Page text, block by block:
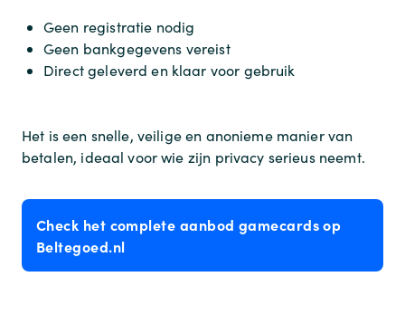
Geen registratie nodig
Geen bankgegevens vereist
Direct geleverd en klaar voor gebruik
Het is een snelle, veilige en anonieme manier van
betalen, ideaal voor wie zijn privacy serieus neemt.
Check het complete aanbod gamecards op
Beltegoed.nl